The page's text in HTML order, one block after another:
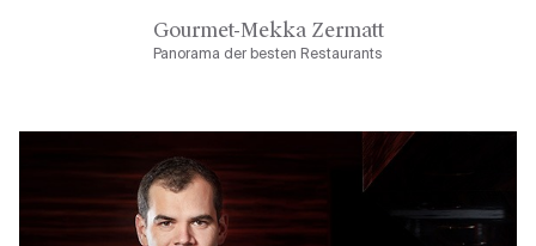
Gourmet-Mekka Zermatt
Panorama der besten Restaurants